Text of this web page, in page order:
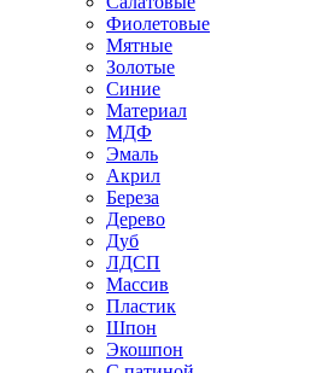
Фиолетовые
Мятные
Золотые
Синие
Материал
МДФ
Эмаль
Акрил
Береза
Дерево
Дуб
ЛДСП
Массив
Пластик
Шпон
Экошпон